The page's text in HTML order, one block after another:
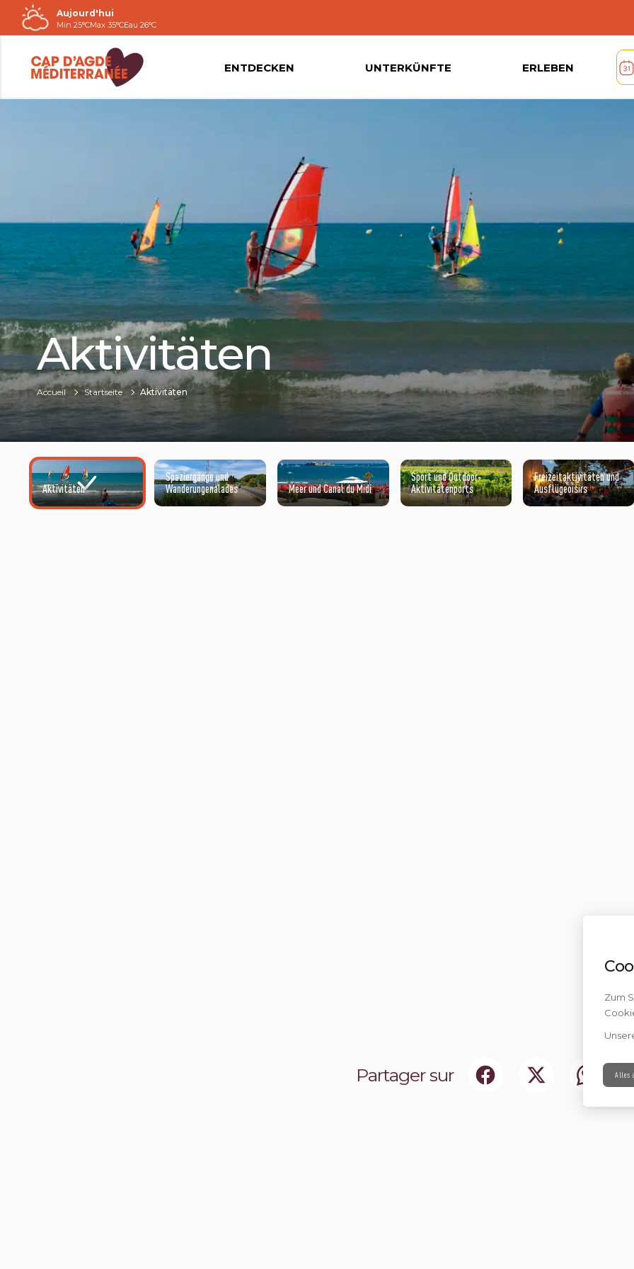
Passer
au
contenu
Aujourd'hui
Min 25°CMax 35°CEau 26°C
ENTDECKEN UNTERKÜNFTE ERLEBEN
©HENRI COMTE PLAGE DE VIAS - VIAS PLAGE - F34
Aktivitäten
Accueil Startseite Aktivitäten
Aktivitäten
Spaziergänge und
Wanderungenalades
Meer und Canal du Midi
Sport und Outdoor-
Aktivitätenports
Freizeitaktivitäten und
Ausflügeoisirs
Partager sur
Zum
Alles